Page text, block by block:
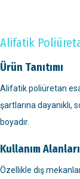
Alifatik
Ürün Tanıtımı
Alifatik poliüretan
şartlarına dayanıklı,
boyadır.
Kullanım Alanları
Özellikle dış